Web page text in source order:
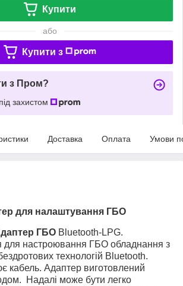
Купити
або
Купити з
з Пром?
захистом
Доставка Оплата Умови
для налаштування ГБО
ГБО Bluetooth-LPG.
для настроювання ГБО обладнання з
технологій Bluetooth.
кабель. Адаптер виготовлений
Надалі може бути легко